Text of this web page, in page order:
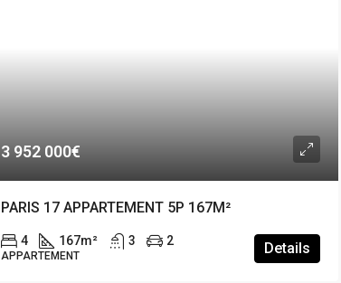
3 952 000€
PARIS 17 APPARTEMENT 5P 167M²
4 167m² 3 2
APPARTEMENT Details